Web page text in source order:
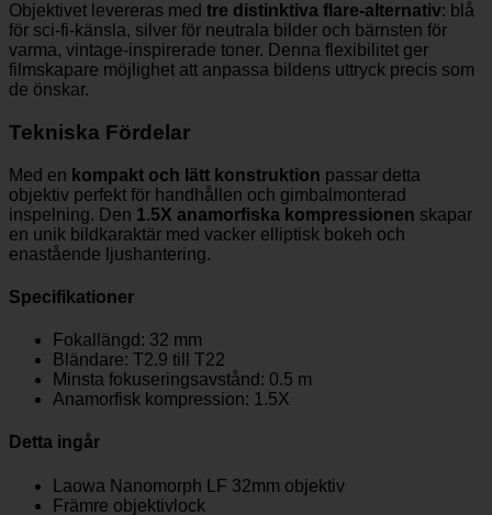
Objektivet levereras med tre distinktiva flare-alternativ: blå
för sci-fi-känsla, silver för neutrala bilder och bärnsten för
varma, vintage-inspirerade toner. Denna flexibilitet ger
filmskapare möjlighet att anpassa bildens uttryck precis som
de önskar.
Tekniska Fördelar
Med en kompakt och lätt konstruktion passar detta
objektiv perfekt för handhållen och gimbalmonterad
inspelning. Den 1.5X anamorfiska kompressionen skapar
en unik bildkaraktär med vacker elliptisk bokeh och
enastående ljushantering.
Specifikationer
Fokallängd: 32 mm
Bländare: T2.9 till T22
Minsta fokuseringsavstånd: 0.5 m
Anamorfisk kompression: 1.5X
Detta ingår
Laowa Nanomorph LF 32mm objektiv
Främre objektivlock